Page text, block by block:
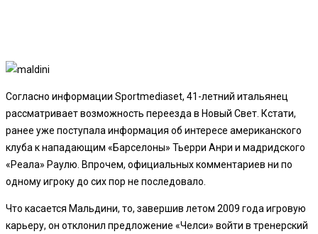
Согласно информации Sportmediaset, 41-летний итальянец
рассматривает возможность переезда в Новый Свет. Кстати,
ранее уже поступала информация об интересе американского
клуба к нападающим «Барселоны» Тьерри Анри и мадридского
«Реала» Раулю. Впрочем, официальных комментариев ни по
одному игроку до сих пор не последовало.
Что касается Мальдини, то, завершив летом 2009 года игровую
карьеру, он отклонил предложение «Челси» войти в тренерский